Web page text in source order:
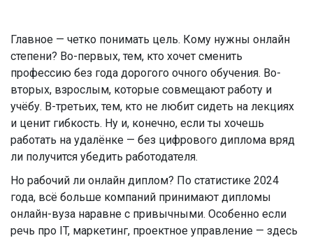
Главное — четко понимать цель. Кому нужны онлайн
степени? Во-первых, тем, кто хочет сменить
профессию без года дорогого очного обучения. Во-
вторых, взрослым, которые совмещают работу и
учёбу. В-третьих, тем, кто не любит сидеть на лекциях
и ценит гибкость. Ну и, конечно, если ты хочешь
работать на удалёнке — без цифрового диплома вряд
ли получится убедить работодателя.
Но рабочий ли онлайн диплом? По статистике 2024
года, всё больше компаний принимают дипломы
онлайн-вуза наравне с привычными. Особенно если
речь про IT, маркетинг, проектное управление — здесь